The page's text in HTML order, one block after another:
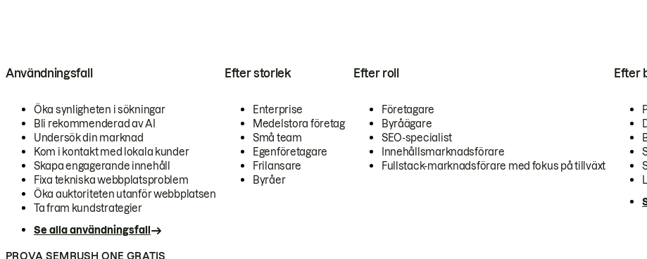
Användningsfall
Öka synligheten i sökningar
Bli rekommenderad av AI
Undersök din marknad
Kom i kontakt med lokala kunder
Skapa engagerande innehåll
Fixa tekniska webbplatsproblem
Öka auktoriteten utanför webbplatsen
Ta fram kundstrategier
Se alla användningsfall
Efter storlek
Enterprise
Medelstora företag
Små team
Egenföretagare
Frilansare
Byråer
Efter roll
Företagare
Byråägare
SEO-specialist
Innehållsmarknadsförare
Fullstack-marknadsförare med fokus på tillväxt
Efter
PROVA SEMRUSH ONE GRATIS